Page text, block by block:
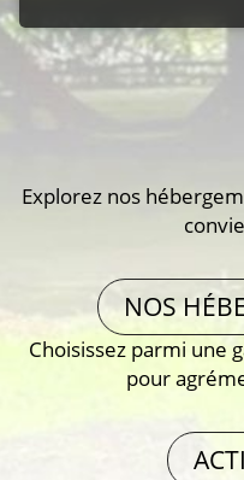
Explorez nos
NOS
Choisissez parmi une
pour